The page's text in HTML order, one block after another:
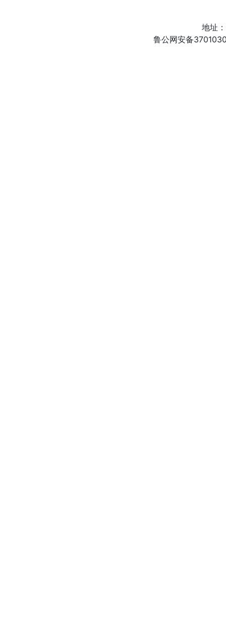
地址
鲁公网安备